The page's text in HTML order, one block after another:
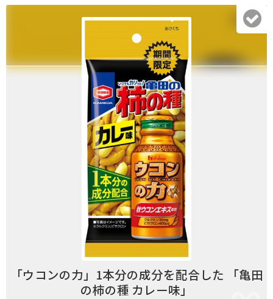
「ウコンの力」1本分の成分を配合した 「亀田
の柿の種 カレー味」